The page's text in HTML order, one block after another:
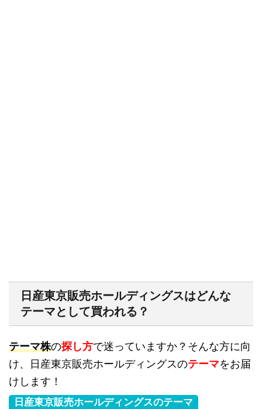
日産東京販売ホールディングスはどんな
テーマとして買われる？
テーマ株の探し方で迷っていますか？そんな方に向
け、日産東京販売ホールディングスのテーマをお届
けします！
日産東京販売ホールディングスのテーマ